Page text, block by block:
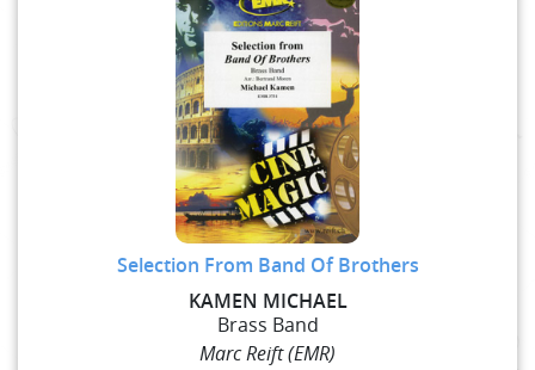
Selection From Band Of Brothers
KAMEN MICHAEL
Brass Band
Marc Reift (EMR)